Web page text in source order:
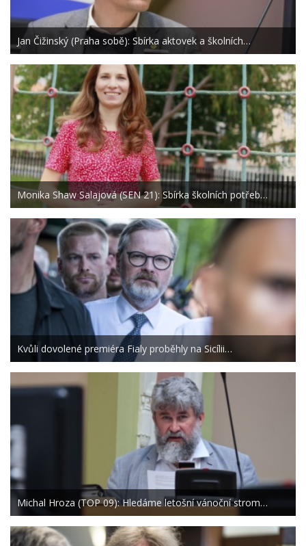
Jan Čižinský (Praha sobě): Sbírka aktovek a školních…
Monika Shaw Salajová (SEN 21): Sbírka školních potřeb…
Kvůli dovolené premiéra Fialy proběhly na Sicílii…
Michal Hroza (TOP 09): Hledáme letošní vánoční strom…